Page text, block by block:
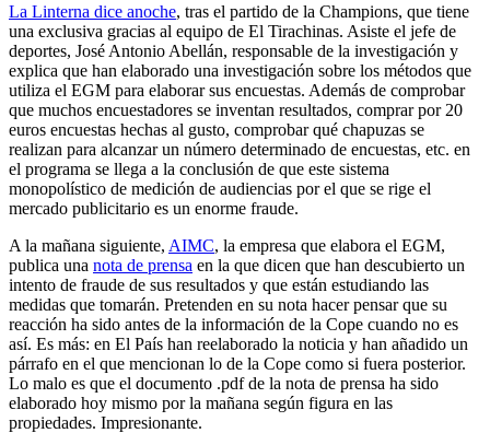
La Linterna dice anoche, tras el partido de la Champions, que tiene
una exclusiva gracias al equipo de El Tirachinas. Asiste el jefe de
deportes, José Antonio Abellán, responsable de la investigación y
explica que han elaborado una investigación sobre los métodos que
utiliza el EGM para elaborar sus encuestas. Además de comprobar
que muchos encuestadores se inventan resultados, comprar por 20
euros encuestas hechas al gusto, comprobar qué chapuzas se
realizan para alcanzar un número determinado de encuestas, etc. en
el programa se llega a la conclusión de que este sistema
monopolístico de medición de audiencias por el que se rige el
mercado publicitario es un enorme fraude.
A la mañana siguiente, AIMC, la empresa que elabora el EGM,
publica una nota de prensa en la que dicen que han descubierto un
intento de fraude de sus resultados y que están estudiando las
medidas que tomarán. Pretenden en su nota hacer pensar que su
reacción ha sido antes de la información de la Cope cuando no es
así. Es más: en El País han reelaborado la noticia y han añadido un
párrafo en el que mencionan lo de la Cope como si fuera posterior.
Lo malo es que el documento .pdf de la nota de prensa ha sido
elaborado hoy mismo por la mañana según figura en las
propiedades. Impresionante.